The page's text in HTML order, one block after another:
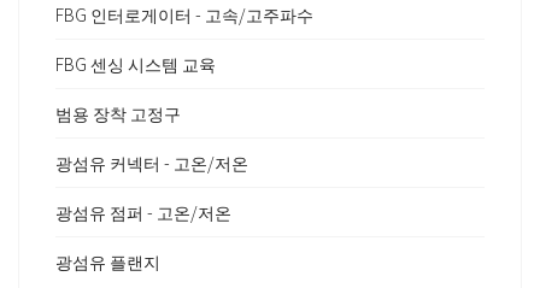
FBG 인터로게이터 - 고속/고주파수
FBG 센싱 시스템 교육
범용 장착 고정구
광섬유 커넥터 - 고온/저온
광섬유 점퍼 - 고온/저온
광섬유 플랜지